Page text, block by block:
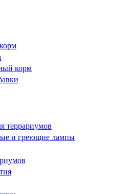
корм
террариумов
и греющие лампы